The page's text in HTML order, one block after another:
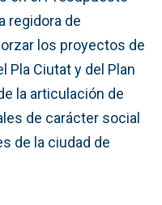
regidora de
los proyectos de
Pla Ciutat y del Plan
la articulación de
de carácter social
de la ciudad de